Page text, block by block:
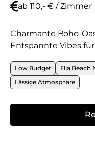
ab 110,- € / Zimmer
Charmante Boho-
Entspannte Vibes
Low Budget Elia Beach
Lässige Atmosphäre